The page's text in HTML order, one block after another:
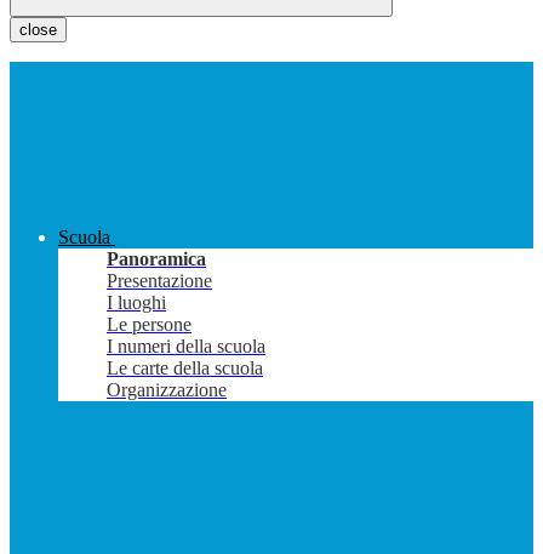
close
Scuola
Panoramica
Presentazione
I luoghi
Le persone
I numeri della scuola
Le carte della scuola
Organizzazione